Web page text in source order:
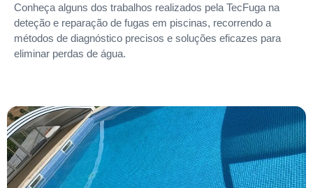
Conheça alguns dos trabalhos realizados pela TecFuga na
deteção e reparação de fugas em piscinas, recorrendo a
métodos de diagnóstico precisos e soluções eficazes para
eliminar perdas de água.